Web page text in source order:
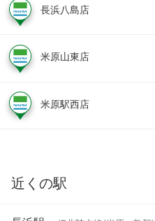
長浜八島店
米原山東店
米原駅西店
近くの駅